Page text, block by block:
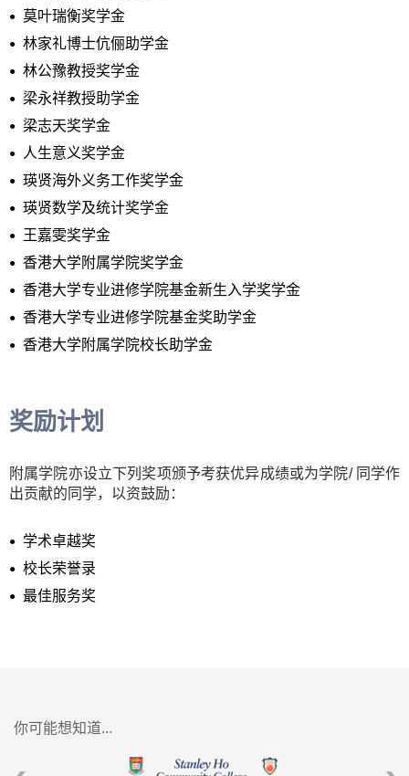
莫叶瑞衡奖学金
林家礼博士伉俪助学金
林公豫教授奖学金
梁永祥教授助学金
梁志天奖学金
人生意义奖学金
瑛贤海外义务工作奖学金
瑛贤数学及统计奖学金
王嘉雯奖学金
香港大学附属学院奖学金
香港大学专业进修学院基金新生入学奖学金
香港大学专业进修学院基金奖助学金
香港大学附属学院校长助学金
奖励计划
附属学院亦设立下列奖项颁予考获优异成绩或为学院/ 同学作
出贡献的同学，以资鼓励：
学术卓越奖
校长荣誉录
最佳服务奖
你可能想知道...